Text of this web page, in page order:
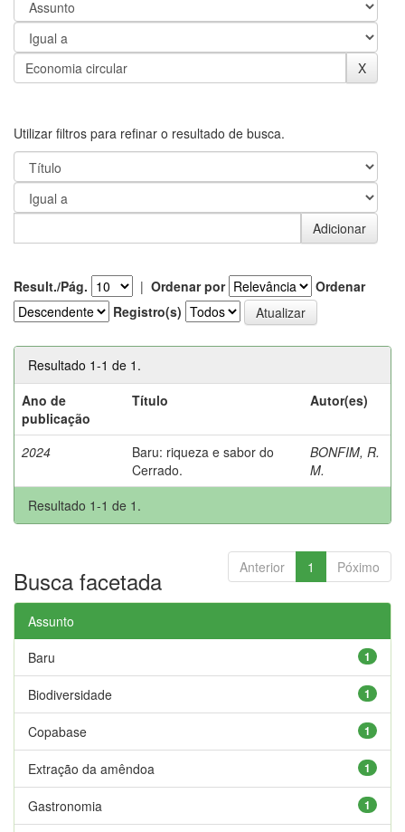
Utilizar filtros para refinar o resultado de busca.
Result./Pág. | Ordenar por
Ordenar
Registro(s)
Resultado 1-1 de 1.
Ano de
publicação
Título Autor(es)
2024
Baru: riqueza e sabor do
Cerrado.
BONFIM, R.
M.
Resultado 1-1 de 1.
Anterior 1 Póximo
Busca facetada
Assunto
1
Baru
1
Biodiversidade
1
Copabase
1
Extração da amêndoa
1
Gastronomia